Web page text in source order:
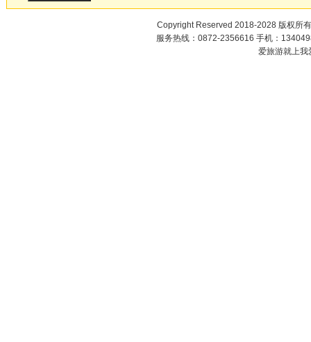
Copyright Reserved 2018-2028 版权所
服务热线：0872-2356616 手机：
爱旅游就上我